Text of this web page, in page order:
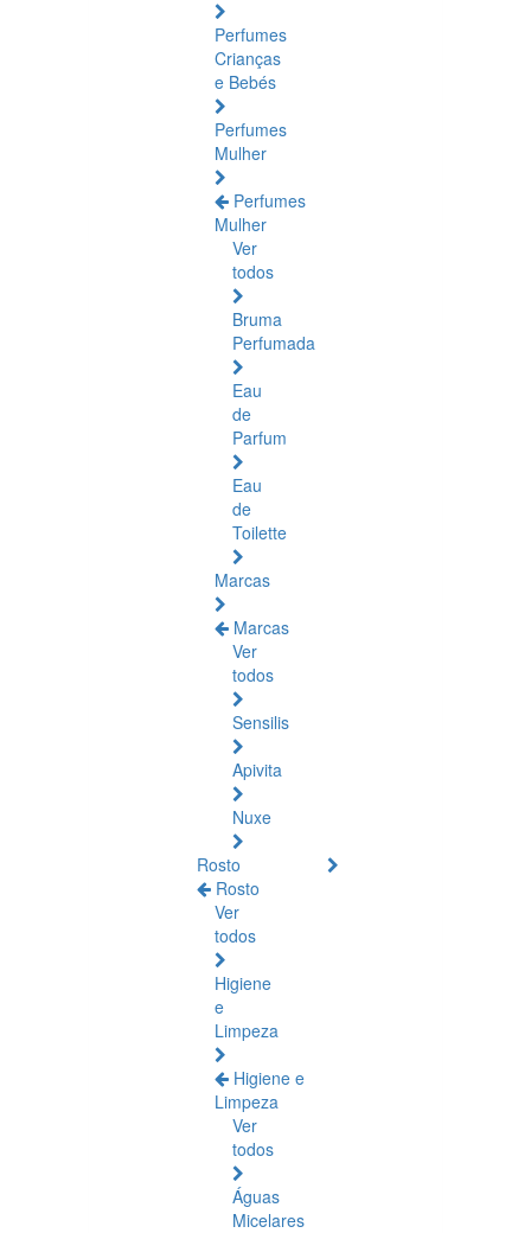
Perfumes
Crianças
e Bebés
Perfumes
Mulher
Perfumes
Mulher
Ver
todos
Bruma
Perfumada
Eau
de
Parfum
Eau
de
Toilette
Marcas
Marcas
Ver
todos
Sensilis
Apivita
Nuxe
Rosto
Rosto
Ver
todos
Higiene
e
Limpeza
Higiene e
Limpeza
Ver
todos
Águas
Micelares